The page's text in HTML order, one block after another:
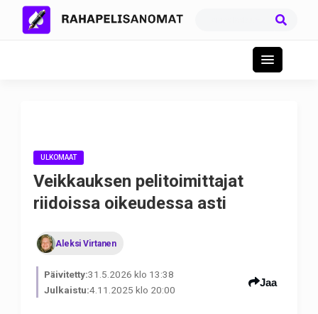
ULKOMAAT
Veikkauksen pelitoimittajat
riidoissa oikeudessa asti
Aleksi Virtanen
Päivitetty:31.5.2026 klo 13:38
Julkaistu:4.11.2025 klo 20:00
Jaa